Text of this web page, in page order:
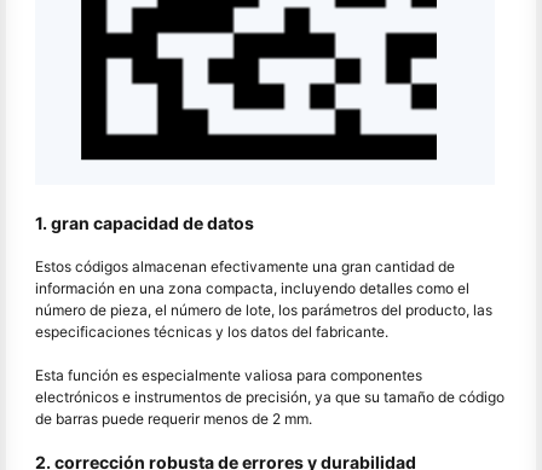
1. gran capacidad de datos
Estos códigos almacenan efectivamente una gran cantidad de
información en una zona compacta, incluyendo detalles como el
número de pieza, el número de lote, los parámetros del producto, las
especificaciones técnicas y los datos del fabricante.
Esta función es especialmente valiosa para componentes
electrónicos e instrumentos de precisión, ya que su tamaño de código
de barras puede requerir menos de 2 mm.
2. corrección robusta de errores y durabilidad